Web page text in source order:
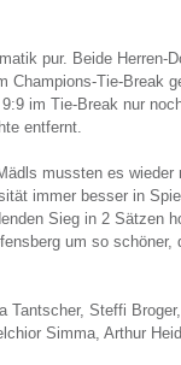
pur. Beide Herren-
Champions-Tie-Break
im Tie-Break nur
entfernt.
mussten es
immer besser in
Sieg in 2 Sätzen
um so
Tantscher, Steffi
Simma, Arthur